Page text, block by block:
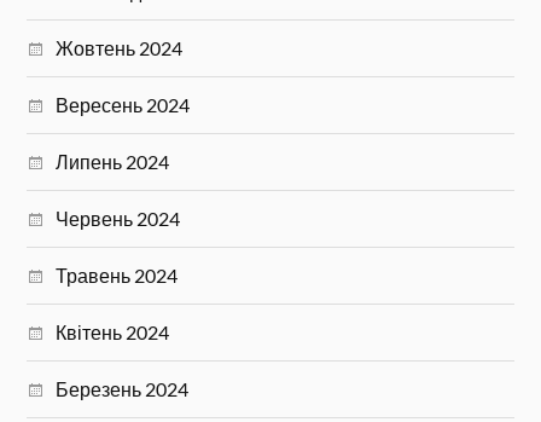
Жовтень 2024
Вересень 2024
Липень 2024
Червень 2024
Травень 2024
Квітень 2024
Березень 2024